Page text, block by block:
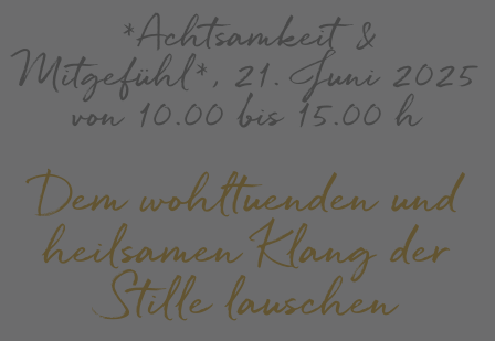
*Achtsamkeit &
Mitgefühl*, 21. Juni 2025
von 10.00 bis 15.00 h
Dem wohltuenden und
heilsamen Klang der
Stille lauschen